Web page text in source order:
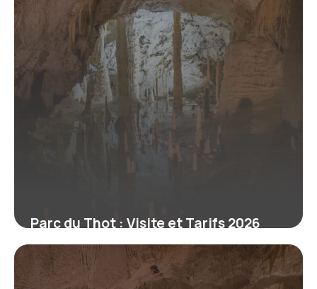
Parc du Thot : Visite et Tarifs 2026
9 juillet 2026